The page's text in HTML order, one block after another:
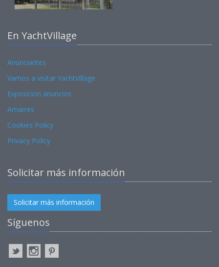
En YachtVillage
Anunciantes
Vamos a visitar YachtVillage
Exposicion anuncios
Amarres
Cookies Policy
Privacy Policy
Solicitar más información
Solicitar más información
Síguenos